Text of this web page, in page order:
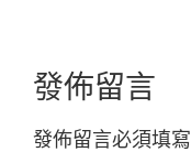
發佈留言
發佈留言必須填